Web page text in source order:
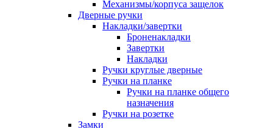
Механизмы/корпуса защелок
Дверные ручки
Накладки/завертки
Броненакладки
Завертки
Накладки
Ручки круглые дверные
Ручки на планке
Ручки на планке общего
назначения
Ручки на розетке
Замки